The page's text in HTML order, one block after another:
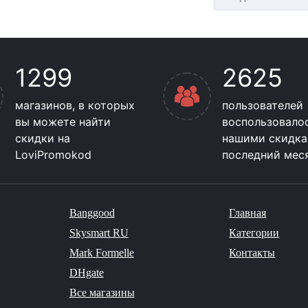
1299
магазинов, в которых
вы можете найти
скидки на
LoviPromokod
2625
пользователей
нашими
последний
Banggood
Skysmart RU
Mark Formelle
DHgate
Все магазины
Главная
Категории
Контакты